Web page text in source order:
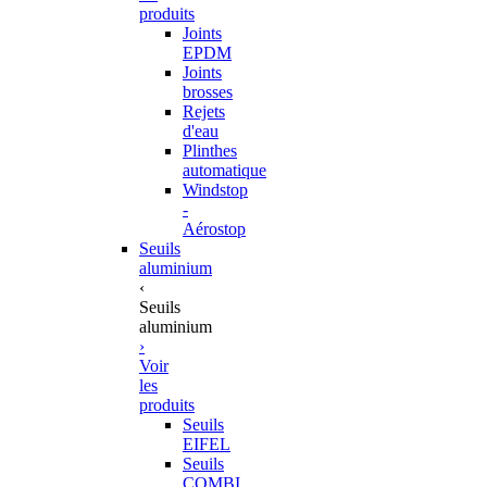
produits
Joints
EPDM
Joints
brosses
Rejets
d'eau
Plinthes
automatique
Windstop
-
Aérostop
Seuils
aluminium
‹
Seuils
aluminium
›
Voir
les
produits
Seuils
EIFEL
Seuils
COMBI